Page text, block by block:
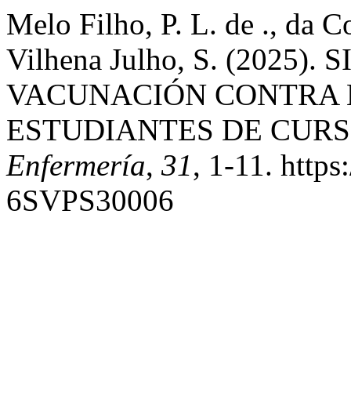
Melo Filho, P. L. de ., da
Vilhena Julho, S. (2025).
VACUNACIÓN CONTRA
ESTUDIANTES DE
Enfermería, 31, 1-11.
6SVPS30006